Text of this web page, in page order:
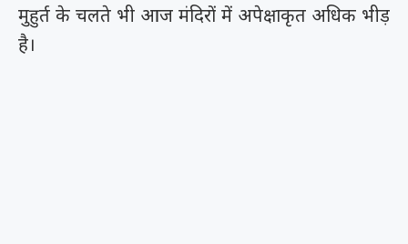
मुहुर्त के चलते भी आज मंदिरों में अपेक्षाकृत अधिक भीड़
है।